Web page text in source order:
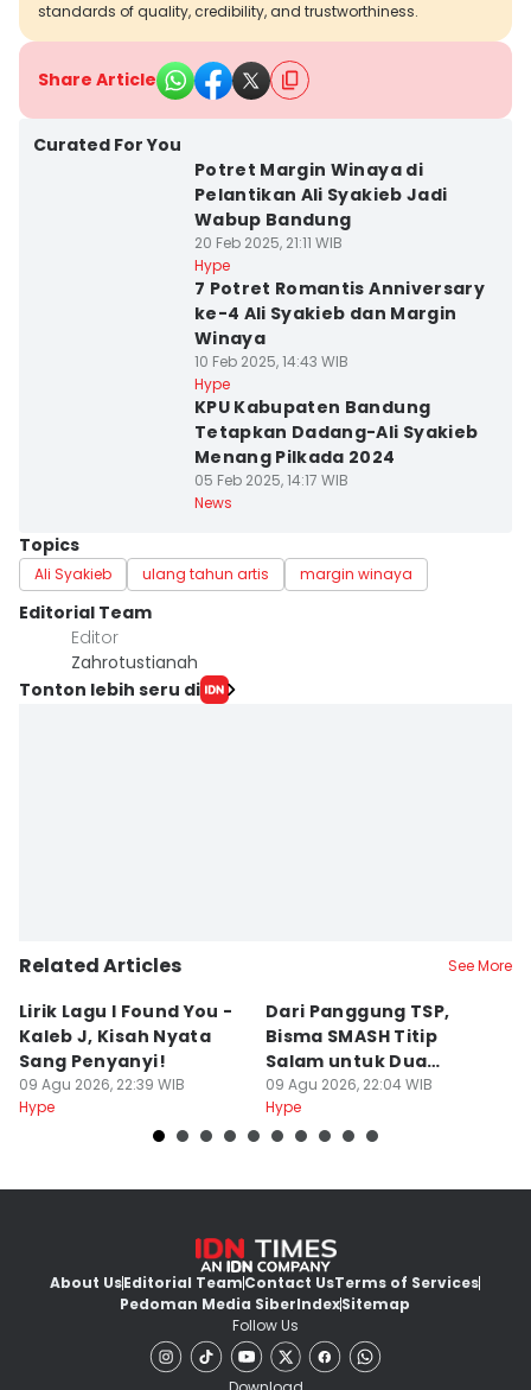
standards of quality, credibility, and trustworthiness.
Share Article
Curated For You
Potret Margin Winaya di
Pelantikan Ali Syakieb Jadi
Wabup Bandung
20 Feb 2025, 21:11 WIB
Hype
7 Potret Romantis Anniversary
ke-4 Ali Syakieb dan Margin
Winaya
10 Feb 2025, 14:43 WIB
Hype
KPU Kabupaten Bandung
Tetapkan Dadang-Ali Syakieb
Menang Pilkada 2024
05 Feb 2025, 14:17 WIB
News
Topics
Ali Syakieb ulang tahun artis margin winaya
Editorial Team
Editor
Zahrotustianah
Tonton lebih seru di
Related Articles See More
Lirik Lagu I Found You -
Kaleb J, Kisah Nyata
Sang Penyanyi!
09 Agu 2026, 22:39 WIB
Hype
Dari Panggung TSP,
Bisma SMASH Titip
Salam untuk Dua
Mantan Member
09 Agu 2026, 22:04 WIB
Hype
About UsEditorial TeamContact UsTerms of Services
Pedoman Media SiberIndexSitemap
Follow Us